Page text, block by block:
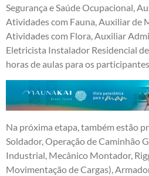
Segurança e Saúde Ocupacional,
Atividades com Fauna, Auxiliar de
Atividades com Flora, Auxiliar
Eletricista Instalador Residencial
horas de aulas para os
Na próxima etapa, também estão
Soldador, Operação de Caminhão
Industrial, Mecânico Montador,
Movimentação de Cargas),